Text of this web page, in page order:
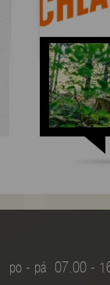
po - pá 07.00 -